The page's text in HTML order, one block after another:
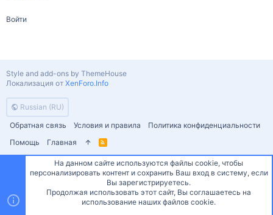
Войти
Russian (RU)
Обратная связь
Условия и правила
Политика конфиденциальности
Помощь
Главная
R
S
Style and add-ons by ThemeHouse
Локализация от XenForo.Info
СверхуСнизу
На данном сайте используются файлы cookie, чтобы
персонализировать контент и сохранить Ваш вход в систему, если
Вы зарегистрируетесь.
Продолжая использовать этот сайт, Вы соглашаетесь на
использование наших файлов cookie.